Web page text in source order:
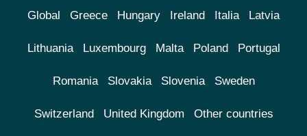
Global Greece Hungary Ireland Italia Latvia
Lithuania Luxembourg Malta Poland Portugal
Romania Slovakia Slovenia Sweden
Switzerland United Kingdom Other countries